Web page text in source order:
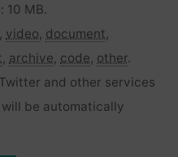
10 MB.
, video, document,
, archive, code, other.
and other services
be automatically